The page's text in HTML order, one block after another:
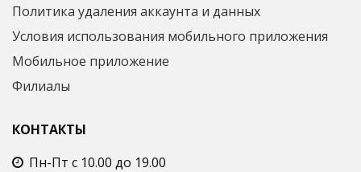
Политика удаления аккаунта и данных
Условия использования мобильного приложения
Мобильное приложение
Филиалы
КОНТАКТЫ
Пн-Пт с 10.00 до 19.00